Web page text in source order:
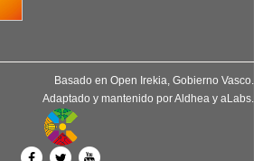
Basado en Open Irekia , Gobierno Vasco.
Adaptado y mantenido porAldhea y aLabs